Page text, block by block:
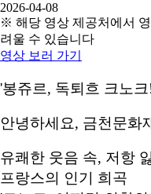
2026-04-08
※ 해당 영상 제공처에서
려울 수 있습니다
영상 보러 가기
'봉쥬르, 독퇴흐 크노
안녕하세요, 금천문화
유쾌한 웃음 속, 저항
프랑스의 인기 희곡